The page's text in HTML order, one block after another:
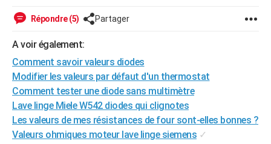
Art de vivre
Bien-être
Loisirs
Mode
Modes de vie
Alimentation
Guide de la santé
Maladies
Médicaments
Sommeil
Destinations
City break
Voyage nature
Voyage de noces
Forum
Climat
+PHOTO
GUIDES D'ACHAT
BONS PLANS
Répondre (5) Partager
A voir également:
Comment savoir valeurs diodes
Modifier les valeurs par défaut d'un thermostat
Comment tester une diode sans multimètre
Lave linge Miele W542 diodes qui clignotes
Les valeurs de mes résistances de four sont-elles bonnes ?
Valeurs ohmiques moteur lave linge siemens ✓